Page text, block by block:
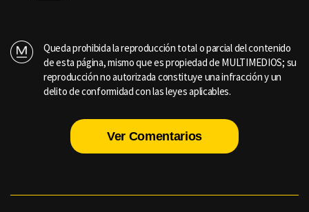
Queda prohibida la reproducción total o parcial del contenido
de esta página, mismo que es propiedad de MULTIMEDIOS; su
reproducción no autorizada constituye una infracción y un
delito de conformidad con las leyes aplicables.
Ver Comentarios